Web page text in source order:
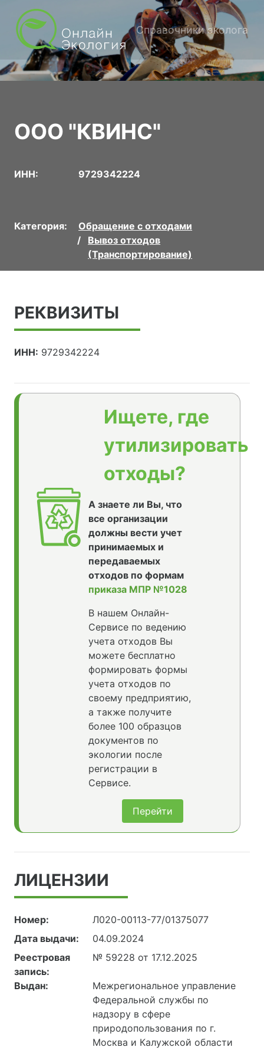
Справочники эколога
ООО "КВИНС"
ИНН: 9729342224
Категория:
Обращение с отходами
Вывоз отходов
(Транспортирование)
РЕКВИЗИТЫ
ИНН: 9729342224
Ищете, где
утилизировать
отходы?
А знаете ли Вы, что
все организации
должны вести учет
принимаемых и
передаваемых
отходов по формам
приказа МПР №1028
В нашем Онлайн-
Сервисе по ведению
учета отходов Вы
можете бесплатно
формировать формы
учета отходов по
своему предприятию,
а также получите
более 100 образцов
документов по
экологии после
регистрации в
Сервисе.
Перейти
ЛИЦЕНЗИИ
Номер:
Л020-00113-77/01375077
Дата выдачи:
04.09.2024
Реестровая
запись:
№ 59228 от 17.12.2025
Выдан:
Межрегиональное управление
Федеральной службы по
надзору в сфере
природопользования по г.
Москва и Калужской области